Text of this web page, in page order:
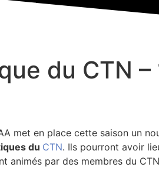
du CTN –
met en place cette saison un
du CTN. Ils pourront avoir
animés par des membres du